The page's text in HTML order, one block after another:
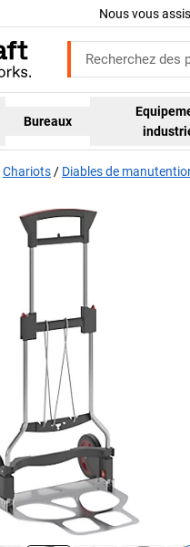
Nous vous
Bureaux
Chariots Diables de